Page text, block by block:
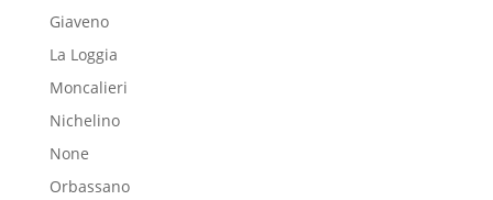
Giaveno
La Loggia
Moncalieri
Nichelino
None
Orbassano